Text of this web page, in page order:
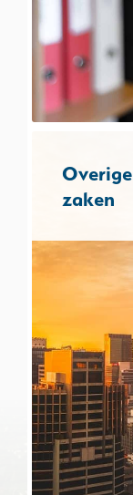
Overige
zaken